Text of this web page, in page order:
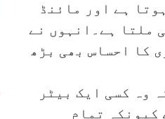
ہے اور مائنڈ
ملتا ہے۔انہوں نے
کا احساس بھی بڑھ
وہ کسی ایک بیٹر
کیونکہ تمام